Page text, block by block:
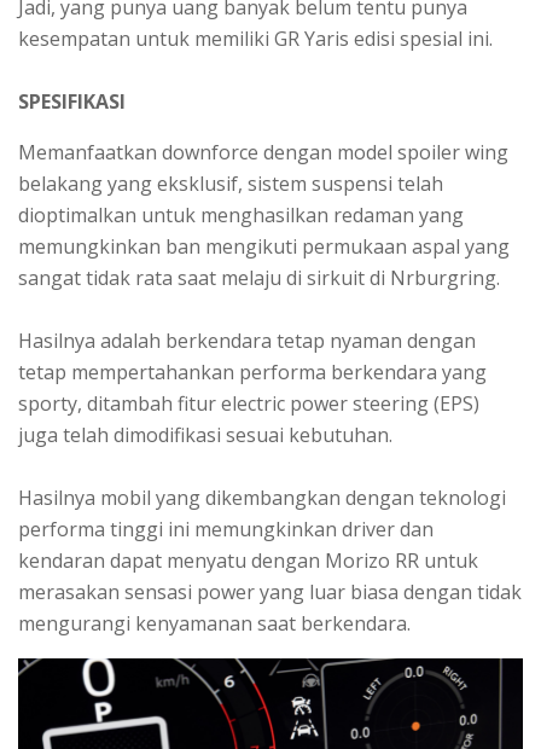
Jadi, yang punya uang banyak belum tentu punya
kesempatan untuk memiliki GR Yaris edisi spesial ini.
SPESIFIKASI
Memanfaatkan downforce dengan model spoiler wing
belakang yang eksklusif, sistem suspensi telah
dioptimalkan untuk menghasilkan redaman yang
memungkinkan ban mengikuti permukaan aspal yang
sangat tidak rata saat melaju di sirkuit di Nrburgring.
Hasilnya adalah berkendara tetap nyaman dengan
tetap mempertahankan performa berkendara yang
sporty, ditambah fitur electric power steering (EPS)
juga telah dimodifikasi sesuai kebutuhan.
Hasilnya mobil yang dikembangkan dengan teknologi
performa tinggi ini memungkinkan driver dan
kendaran dapat menyatu dengan Morizo RR untuk
merasakan sensasi power yang luar biasa dengan tidak
mengurangi kenyamanan saat berkendara.